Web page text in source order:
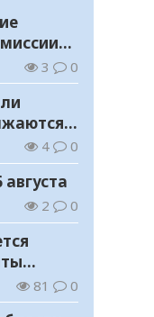
3 0
4 0
2 0
81 0